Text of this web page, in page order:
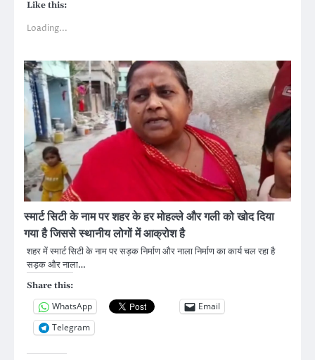
Like this:
Loading...
स्मार्ट सिटी के नाम पर शहर के हर मोहल्ले और गली को खोद दिया
गया है जिससे स्थानीय लोगों में आक्रोश है
शहर में स्मार्ट सिटी के नाम पर सड़क निर्माण और नाला निर्माण का कार्य चल रहा है
सड़क और नाला…
Share this:
WhatsApp
Email
Telegram